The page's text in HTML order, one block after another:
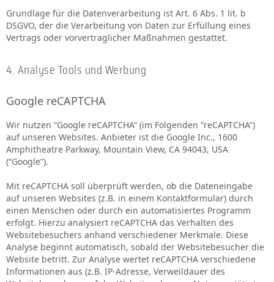
Grundlage für die Datenverarbeitung ist Art. 6 Abs. 1 lit. b
DSGVO, der die Verarbeitung von Daten zur Erfüllung eines
Vertrags oder vorvertraglicher Maßnahmen gestattet.
4. Analyse Tools und Werbung
Google reCAPTCHA
Wir nutzen “Google reCAPTCHA” (im Folgenden “reCAPTCHA”)
auf unseren Websites. Anbieter ist die Google Inc., 1600
Amphitheatre Parkway, Mountain View, CA 94043, USA
(“Google”).
Mit reCAPTCHA soll überprüft werden, ob die Dateneingabe
auf unseren Websites (z.B. in einem Kontaktformular) durch
einen Menschen oder durch ein automatisiertes Programm
erfolgt. Hierzu analysiert reCAPTCHA das Verhalten des
Websitebesuchers anhand verschiedener Merkmale. Diese
Analyse beginnt automatisch, sobald der Websitebesucher die
Website betritt. Zur Analyse wertet reCAPTCHA verschiedene
Informationen aus (z.B. IP-Adresse, Verweildauer des